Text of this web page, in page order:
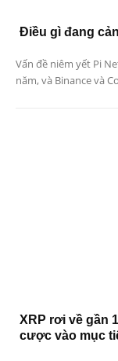
Điều gì đang
Vấn đề niêm yết Pi
năm, và Binance và
XRP rơi về gần
cược vào mục